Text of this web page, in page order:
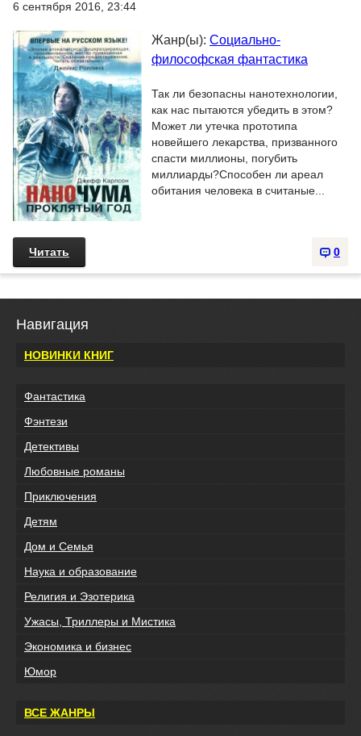
6 сентября 2016, 23:44
Жанр(ы): Социально-
философская фантастика
Так ли безопасны нанотехнологии,
как нас пытаются убедить в этом?
Может ли утечка прототипа
новейшего лекарства, призванного
спасти миллионы, погубить
миллиарды?Способен ли ареал
обитания человека в считаные...
0
Читать
Навигация
НОВИНКИ КНИГ
Фантастика
Фэнтези
Детективы
Любовные романы
Приключения
Детям
Дом и Семья
Наука и образование
Религия и Эзотерика
Ужасы, Триллеры и Мистика
Экономика и бизнес
Юмор
ВСЕ ЖАНРЫ